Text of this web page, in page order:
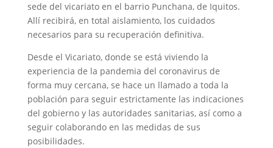
sede del vicariato en el barrio Punchana, de Iquitos.
Allí recibirá, en total aislamiento, los cuidados
necesarios para su recuperación definitiva.
Desde el Vicariato, donde se está viviendo la
experiencia de la pandemia del coronavirus de
forma muy cercana, se hace un llamado a toda la
población para seguir estrictamente las indicaciones
del gobierno y las autoridades sanitarias, así como a
seguir colaborando en las medidas de sus
posibilidades.